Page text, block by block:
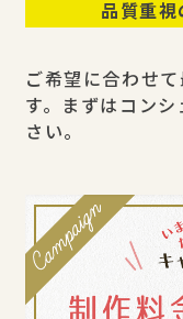
品質重
ご希望に合わせ
す。まずはコン
さい。